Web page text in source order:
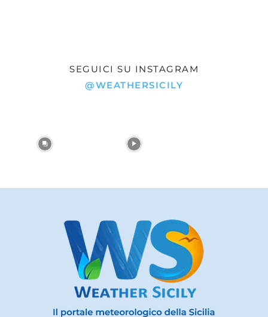
SEGUICI SU INSTAGRAM
@WEATHERSICILY